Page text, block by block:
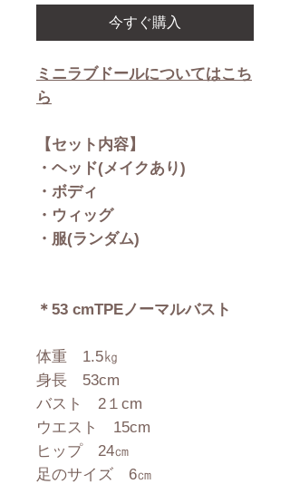
今すぐ購入
ミニラブドールについてはこち
ら
【セット内容】
・ヘッド(メイクあり)
・ボディ
・ウィッグ
・服(ランダム)
＊53 cmTPEノーマルバスト
体重 1.5㎏
身長 53cm
バスト 2１cm
ウエスト 15cm
ヒップ 24㎝
足のサイズ 6㎝